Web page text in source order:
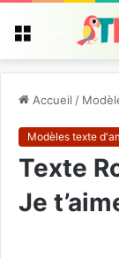
Accueil /
Modèles texte
Texte
Je